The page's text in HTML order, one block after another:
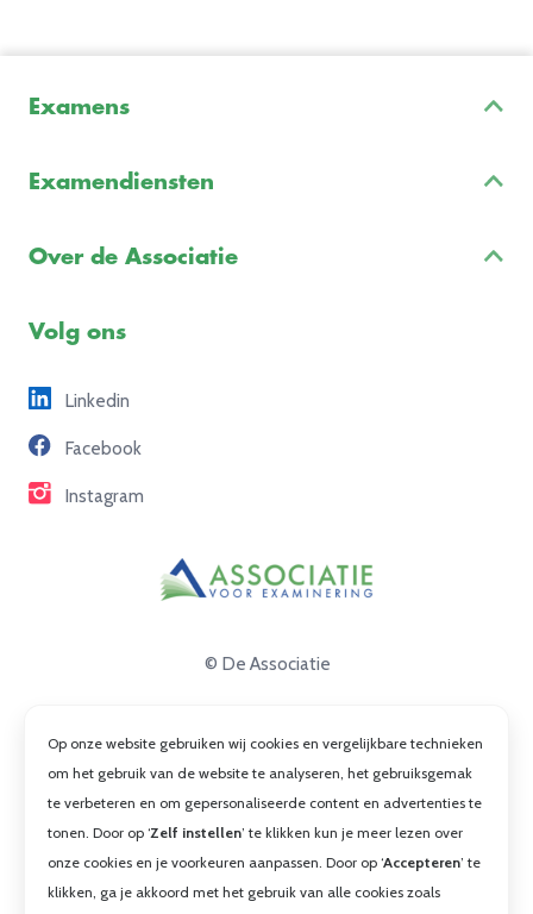
Examens
Examenreglement
Examendiensten
Over de Associatie
Partners
Contact
Volg ons
Linkedin
Facebook
Instagram
© De Associatie
Cookies
Algemene voorwaarden
Op onze website gebruiken wij cookies en vergelijkbare technieken
om het gebruik van de website te analyseren, het gebruiksgemak
te verbeteren en om gepersonaliseerde content en advertenties te
tonen. Door op ‘Zelf instellen’ te klikken kun je meer lezen over
onze cookies en je voorkeuren aanpassen. Door op ‘Accepteren’ te
klikken, ga je akkoord met het gebruik van alle cookies zoals